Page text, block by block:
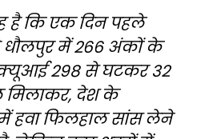
है कि एक दिन पहले
धौलपुर में 266 अंकों के
298 से घटकर 32
मिलाकर, देश के
हवा फिलहाल सांस लेने